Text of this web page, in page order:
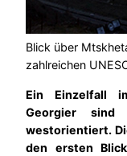
Blick über
zahlreichen
Ein Einzelfall
Georgier sind
westorientiert.
den ersten